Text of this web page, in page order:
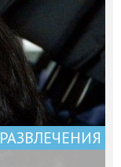
РАЗВЛЕЧЕНИЯ